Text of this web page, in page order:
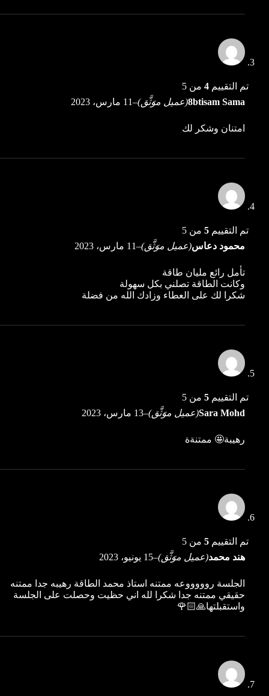
تم التقييم 4من 5
8btisam Sama(عميل موَثَّق)–11 مارس، 2023
امتنان وشكر لك
تم التقييم 5من 5
محمود دعاس(عميل موَثَّق)–11 مارس، 2023
تأمل رائع مليان طاقة
وكانت الطاقة تصلني بكل سهولة
شكرا لك على العطاء وزادك الله من فضلة
تم التقييم 5من 5
Sara Mohd(عميل موَثَّق)–13 مارس، 2023
رهيبة🤩 ممتنةة
تم التقييم 5من 5
هند محمد(عميل موَثَّق)–15 يونيو، 2023
الجلسة روووووعه ممتنه استاذ محمد الطاقة رهيبه جدا ممتنه
حقيقي ممتنه جدا شكرا لله اني حظيت وحصلت على الجلسة
واستقبلتها🙏🏻🌹